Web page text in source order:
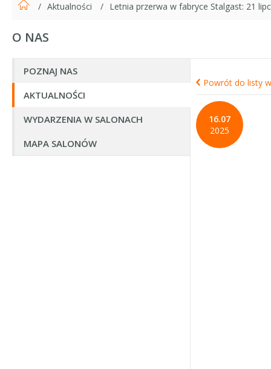
Aktualności Letnia przerwa w fabryce Stalgast: 21
O NAS
POZNAJ NAS
AKTUALNOŚCI
WYDARZENIA W SALONACH
MAPA SALONÓW
Powrót do listy
16.07
2025